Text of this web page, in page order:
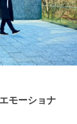
モーショナ